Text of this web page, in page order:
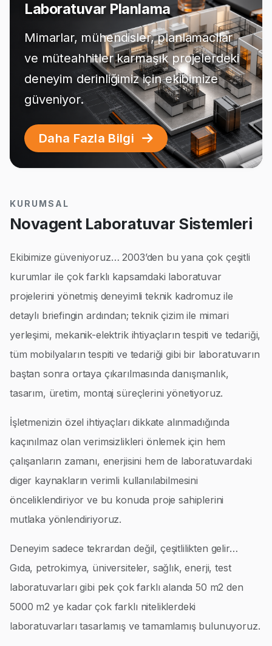
Laboratuvar Planlama
Mimarlar, mühendisler, planlamacılar
ve müteahhitler karmaşık projelerdeki
deneyim derinliğimiz için ekibimize
güveniyor.
Daha Fazla Bilgi
KURUMSAL
Novagent Laboratuvar Sistemleri
Ekibimize güveniyoruz… 2003’den bu yana çok çeşitli
kurumlar ile çok farklı kapsamdaki laboratuvar
projelerini yönetmiş deneyimli teknik kadromuz ile
detaylı briefingin ardından; teknik çizim ile mimari
yerleşimi, mekanik-elektrik ihtiyaçların tespiti ve tedariği,
tüm mobilyaların tespiti ve tedariği gibi bir laboratuvarın
baştan sonra ortaya çıkarılmasında danışmanlık,
tasarım, üretim, montaj süreçlerini yönetiyoruz.
İşletmenizin özel ihtiyaçları dikkate alınmadığında
kaçınılmaz olan verimsizlikleri önlemek için hem
çalışanların zamanı, enerjisini hem de laboratuvardaki
diger kaynakların verimli kullanılabilmesini
önceliklendiriyor ve bu konuda proje sahiplerini
mutlaka yönlendiriyoruz.
Deneyim sadece tekrardan değil, çeşitlilikten gelir…
Gıda, petrokimya, üniversiteler, sağlık, enerji, test
laboratuvarları gibi pek çok farklı alanda 50 m2 den
5000 m2 ye kadar çok farklı niteliklerdeki
laboratuvarları tasarlamış ve tamamlamış bulunuyoruz.